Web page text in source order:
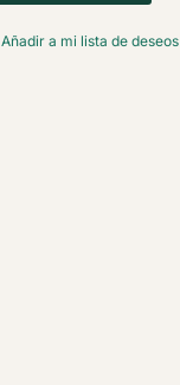
Añadir a mi lista de deseos